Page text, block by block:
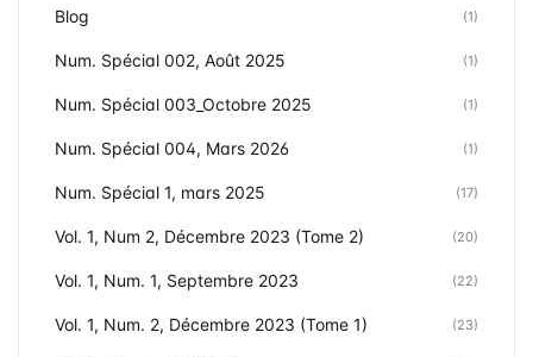
Blog (1)
Num. Spécial 002, Août 2025 (1)
Num. Spécial 003_Octobre 2025 (1)
Num. Spécial 004, Mars 2026 (1)
Num. Spécial 1, mars 2025 (17)
Vol. 1, Num 2, Décembre 2023 (Tome 2) (20)
Vol. 1, Num. 1, Septembre 2023 (22)
Vol. 1, Num. 2, Décembre 2023 (Tome 1) (23)